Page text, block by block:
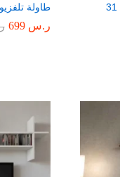
طاولة
ر.س 699